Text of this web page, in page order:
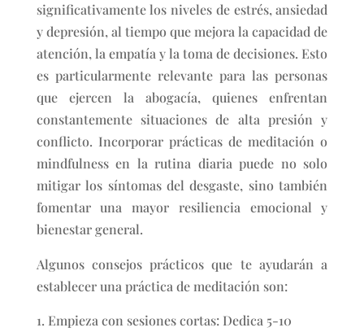
significativamente los niveles de estrés, ansiedad
y depresión, al tiempo que mejora la capacidad de
atención, la empatía y la toma de decisiones. Esto
es particularmente relevante para las personas
que ejercen la abogacía, quienes enfrentan
constantemente situaciones de alta presión y
conflicto. Incorporar prácticas de meditación o
mindfulness en la rutina diaria puede no solo
mitigar los síntomas del desgaste, sino también
fomentar una mayor resiliencia emocional y
bienestar general.
Algunos consejos prácticos que te ayudarán a
establecer una práctica de meditación son:
Empieza con sesiones cortas: Dedica 5-10